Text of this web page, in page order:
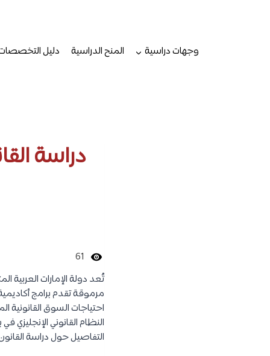
وجهات دراسية
المنح الدراسية دليل
دراسة
61
تُعد دولة الإمارات
مرموقة تقدم برامج
احتياجات السوق
النظام القانوني
التفاصيل حول دراسة